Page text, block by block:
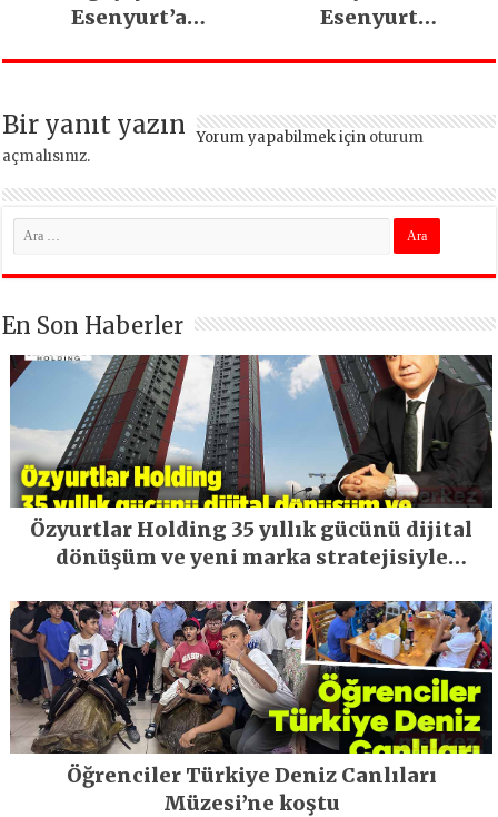
Esenyurt’a
yatırımları açıkladı
Esenyurt
kongre heyecanı!
Bir yanıt yazın Yorum yapabilmek için oturum
açmalısınız.
En Son Haberler
Özyurtlar Holding 35 yıllık gücünü dijital
dönüşüm ve yeni marka stratejisiyle
Öğrenciler Türkiye Deniz Canlıları
Müzesi’ne koştu